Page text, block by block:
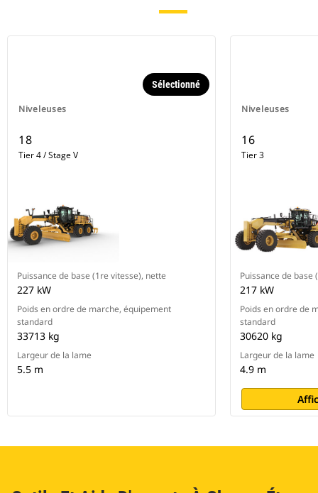
Niveleuses
Sélectionné
18
Tier 4 / Stage V
Puissance de base (1re vitesse), nette
227 kW
Poids en ordre de marche, équipement
standard
33713 kg
Largeur de la lame
5.5 m
Niveleuses
16
Tier 3
Puissance de base
217 kW
Poids en ordre de
standard
30620 kg
Largeur de la lame
4.9 m